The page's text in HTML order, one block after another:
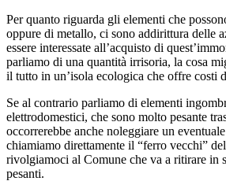
Per quanto riguarda gli elementi che
oppure di metallo, ci sono addirittura delle
essere interessate all’acquisto di
parliamo di una quantità irrisoria, la cosa
il tutto in un’isola ecologica che offre costi
Se al contrario parliamo di elementi
elettrodomestici, che sono molto pesante
occorrerebbe anche noleggiare un
chiamiamo direttamente il “ferro vecchi”
rivolgiamoci al Comune che va a ritirare in
pesanti.